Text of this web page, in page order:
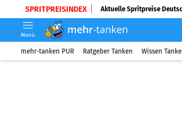
SPRITPREISINDEX Aktuelle Spritpreise
Menü
mehr-tanken PUR Ratgeber Tanken Wissen